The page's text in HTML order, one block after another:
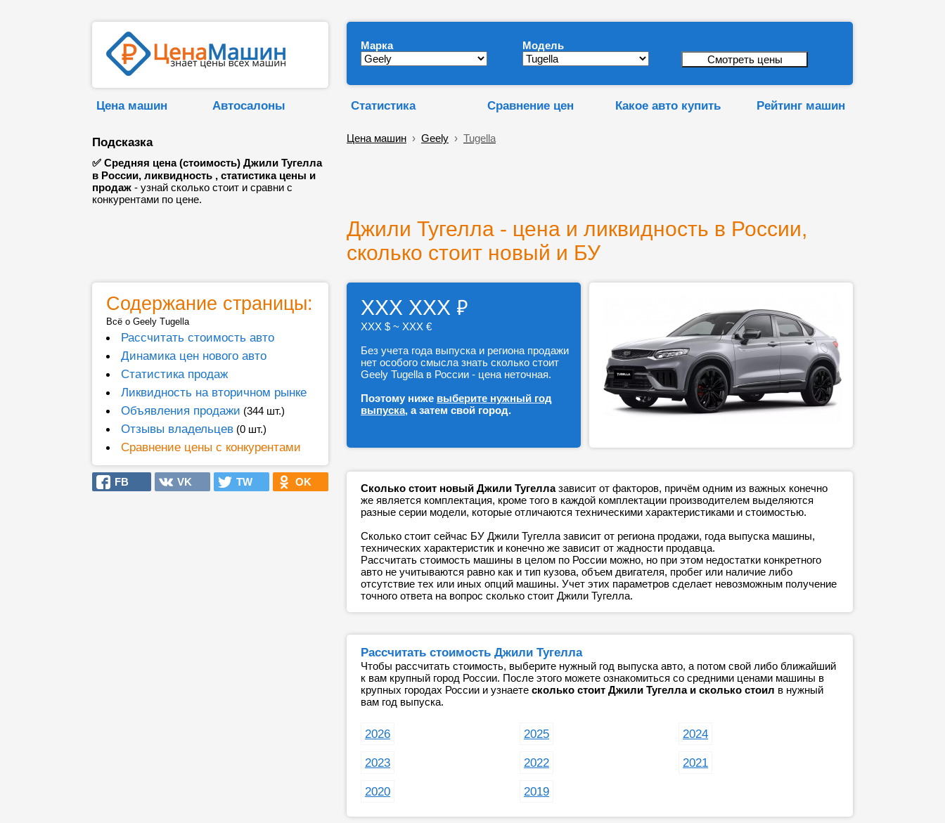
Марка Модель
Цена машин Автосалоны Статистика Сравнение цен Какое авто купить Рейтинг машин
Подсказка
✅ Средняя цена (стоимость) Джили Тугелла
в России, ликвидность , статистика цены и
продаж - узнай сколько стоит и сравни с
конкурентами по цене.
Цена машин › Geely › Tugella
Джили Тугелла - цена и ликвидность в России,
сколько стоит новый и БУ
Содержание страницы:
Всё о Geely Tugella
Рассчитать стоимость авто
Динамика цен нового авто
Статистика продаж
Ликвидность на вторичном рынке
Объявления продажи (344 шт.)
Отзывы владельцев (0 шт.)
Сравнение цены с конкурентами
FB VK TW OK
ХХХ ХХХ ₽
ХХХ $ ~ ХХХ €
Без учета года выпуска и региона продажи
нет особого смысла знать сколько стоит
Geely Tugella в России - цена неточная.
Поэтому ниже выберите нужный год
выпуска, а затем свой город.
Сколько стоит новый Джили Тугеллазависит от факторов, причём одним из важных конечно
же является комплектация, кроме того в каждой комплектации производителем выделяются
разные серии модели, которые отличаются техническими характеристиками и стоимостью.
Сколько стоит сейчас БУ Джили Тугелла зависит от региона продажи, года выпуска машины,
технических характеристик и конечно же зависит от жадности продавца.
Рассчитать стоимость машины в целом по России можно, но при этом недостатки конкретного
авто не учитываются равно как и тип кузова, объем двигателя, пробег или наличие либо
отсутствие тех или иных опций машины. Учет этих параметров сделает невозможным получение
точного ответа на вопрос сколько стоит Джили Тугелла.
Рассчитать стоимость Джили Тугелла
Чтобы рассчитать стоимость, выберите нужный год выпуска авто, а потом свой либо ближайший
к вам крупный город России. После этого можете ознакомиться со средними ценами машины в
крупных городах России и узнаете сколько стоит Джили Тугелла и сколько стоил в нужный
вам год выпуска.
2026 2025 2024
2023 2022 2021
2020 2019